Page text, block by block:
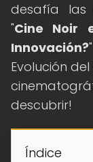
desafía las
"Cine Noir
Innovación?
Evolución
descubrir!
Índice